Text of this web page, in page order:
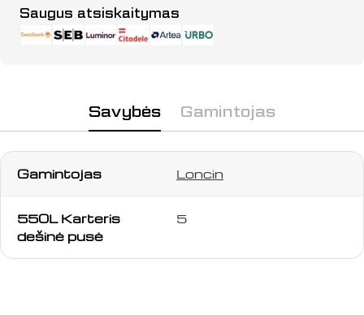
Jūsų
paštas
telefonas
pranešimas
Saugus atsiskaitymas
Apmokėjimo
būdai
Savybės Gamintojas
Gamintojas Loncin
550L Karteris
dešinė pusė
5